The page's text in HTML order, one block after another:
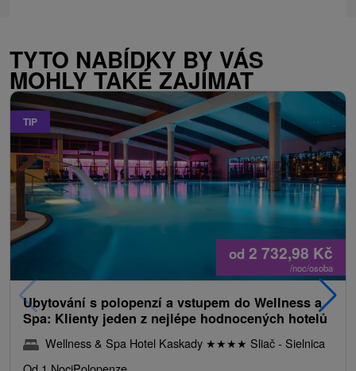
TYTO NABÍDKY BY VÁS
MOHLY TAKÉ ZAJÍMAT
TIP
od 2 732,98 Kč
/noc/osoba
Ubytování s polopenzí a vstupem do Wellness a
Spa: Klienty jeden z nejlépe hodnocených hotelů
Wellness & Spa Hotel Kaskady ★★★★ Sliač - Sielnica